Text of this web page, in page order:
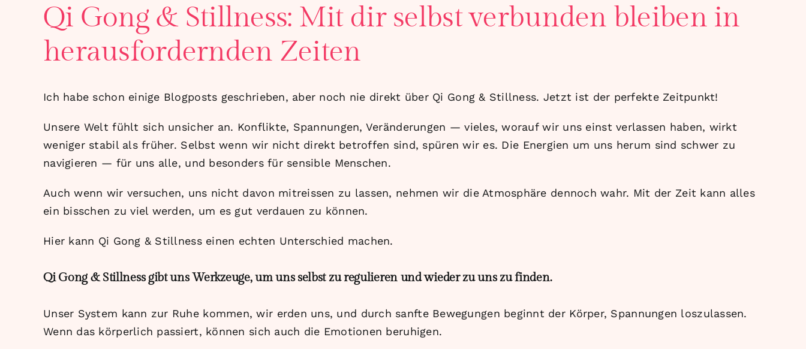
Qi Gong & Stillness: Mit dir selbst verbunden bleiben in
herausfordernden Zeiten
Ich habe schon einige Blogposts geschrieben, aber noch nie direkt über Qi Gong & Stillness. Jetzt ist der perfekte Zeitpunkt!
Unsere Welt fühlt sich unsicher an. Konflikte, Spannungen, Veränderungen — vieles, worauf wir uns einst verlassen haben, wirkt
weniger stabil als früher. Selbst wenn wir nicht direkt betroffen sind, spüren wir es. Die Energien um uns herum sind schwer zu
navigieren — für uns alle, und besonders für sensible Menschen.
Auch wenn wir versuchen, uns nicht davon mitreissen zu lassen, nehmen wir die Atmosphäre dennoch wahr. Mit der Zeit kann alles
ein bisschen zu viel werden, um es gut verdauen zu können.
Hier kann Qi Gong & Stillness einen echten Unterschied machen.
Qi Gong & Stillness gibt uns Werkzeuge, um uns selbst zu regulieren und wieder zu uns zu finden.
Unser System kann zur Ruhe kommen, wir erden uns, und durch sanfte Bewegungen beginnt der Körper, Spannungen loszulassen.
Wenn das körperlich passiert, können sich auch die Emotionen beruhigen.